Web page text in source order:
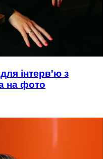
інтерв'ю з
на фото